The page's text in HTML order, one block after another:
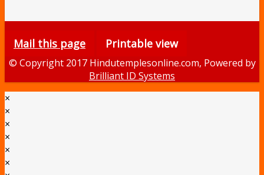
Mail this page Printable view
© Copyright 2017 Hindutemplesonline.com, Powered by
Brilliant ID Systems
×
×
×
×
×
×